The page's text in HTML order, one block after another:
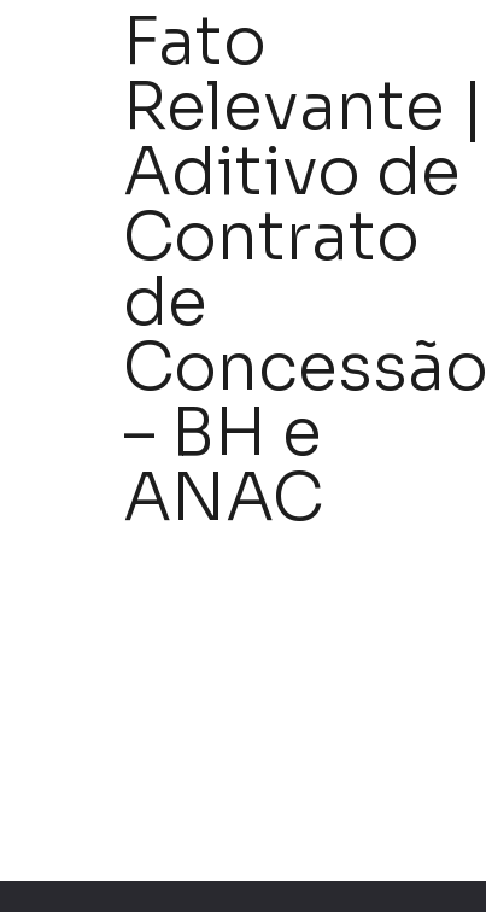
Fato
Relevante |
Aditivo de
Contrato
de
Concessão
– BH e
ANAC